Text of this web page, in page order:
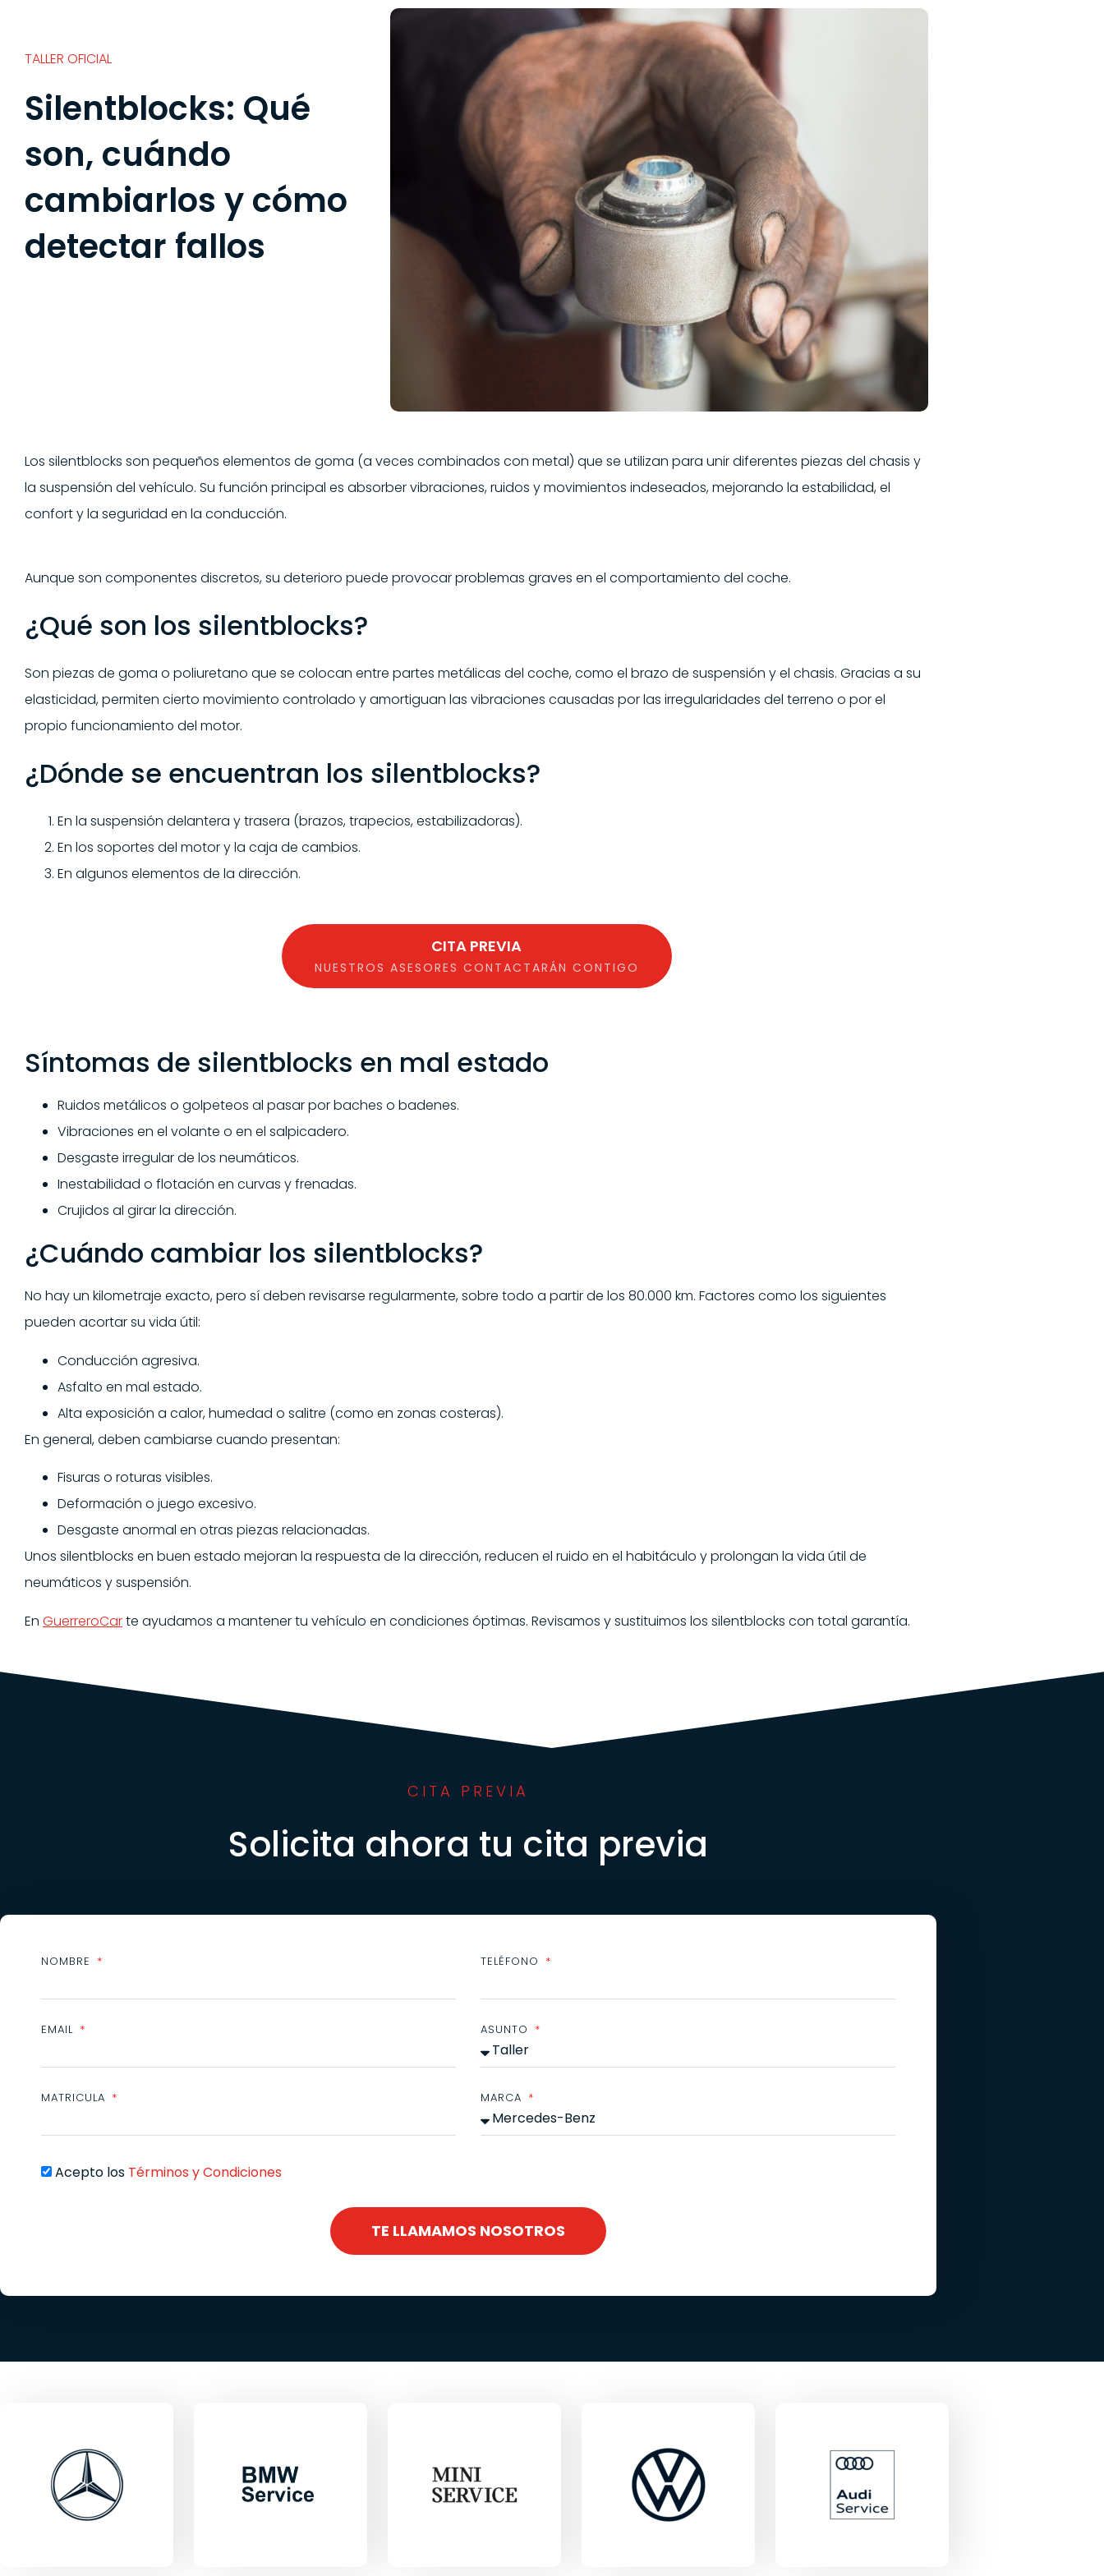
TALLER OFICIAL
Silentblocks: Qué
son, cuándo
cambiarlos y cómo
detectar fallos
Los silentblocks son pequeños elementos de goma (a veces combinados con metal) que se utilizan para unir diferentes piezas del chasis y
la suspensión del vehículo. Su función principal es absorber vibraciones, ruidos y movimientos indeseados, mejorando la estabilidad, el
confort y la seguridad en la conducción.
Aunque son componentes discretos, su deterioro puede provocar problemas graves en el comportamiento del coche.
¿Qué son los silentblocks?
Son piezas de goma o poliuretano que se colocan entre partes metálicas del coche, como el brazo de suspensión y el chasis. Gracias a su
elasticidad, permiten cierto movimiento controlado y amortiguan las vibraciones causadas por las irregularidades del terreno o por el
propio funcionamiento del motor.
¿Dónde se encuentran los silentblocks?
En la suspensión delantera y trasera (brazos, trapecios, estabilizadoras).
En los soportes del motor y la caja de cambios.
En algunos elementos de la dirección.
CITA PREVIA
NUESTROS ASESORES CONTACTARÁN CONTIGO
Síntomas de silentblocks en mal estado
Ruidos metálicos o golpeteos al pasar por baches o badenes.
Vibraciones en el volante o en el salpicadero.
Desgaste irregular de los neumáticos.
Inestabilidad o flotación en curvas y frenadas.
Crujidos al girar la dirección.
¿Cuándo cambiar los silentblocks?
No hay un kilometraje exacto, pero sí deben revisarse regularmente, sobre todo a partir de los 80.000 km. Factores como los siguientes
pueden acortar su vida útil:
Conducción agresiva.
Asfalto en mal estado.
Alta exposición a calor, humedad o salitre (como en zonas costeras).
En general, deben cambiarse cuando presentan:
Fisuras o roturas visibles.
Deformación o juego excesivo.
Desgaste anormal en otras piezas relacionadas.
Unos silentblocks en buen estado mejoran la respuesta de la dirección, reducen el ruido en el habitáculo y prolongan la vida útil de
neumáticos y suspensión.
En GuerreroCarte ayudamos a mantener tu vehículo en condiciones óptimas. Revisamos y sustituimos los silentblocks con total garantía.
CITA PREVIA
Solicita ahora tu cita previa
NOMBRE TELÉFONO
EMAIL ASUNTO
MATRICULA MARCA
Acepto los Términos y Condiciones
TE LLAMAMOS NOSOTROS